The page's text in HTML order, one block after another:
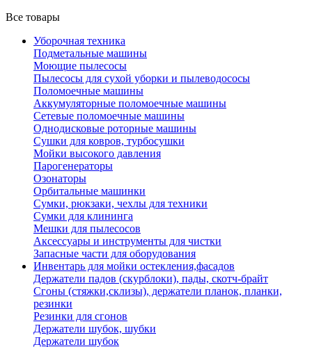
Все товары
Уборочная техника
Подметальные машины
Моющие пылесосы
Пылесосы для сухой уборки и пылеводососы
Поломоечные машины
Аккумуляторные поломоечные машины
Сетевые поломоечные машины
Однодисковые роторные машины
Сушки для ковров, турбосушки
Мойки высокого давления
Парогенераторы
Озонаторы
Орбитальные машинки
Сумки, рюкзаки, чехлы для техники
Сумки для клининга
Мешки для пылесосов
Аксессуары и инструменты для чистки
Запасные части для оборудования
Инвентарь для мойки остекления,фасадов
Держатели падов (скурблоки), пады, скотч-брайт
Сгоны (стяжки,склизы), держатели планок, планки,
резинки
Резинки для сгонов
Держатели шубок, шубки
Держатели шубок